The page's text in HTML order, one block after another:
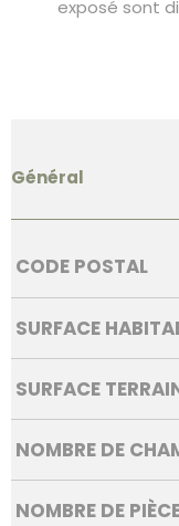
exposé sont
Général
Caractérisque
CODE POSTAL
SURFACE
SURFACE
NOMBRE DE
NOMBRE DE